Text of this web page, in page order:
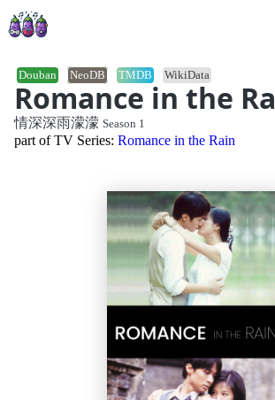
Romance in the
Douban NeoDB TMDB WikiData
情深深雨濛濛 Season 1
part of TV Series: Romance in the Rain